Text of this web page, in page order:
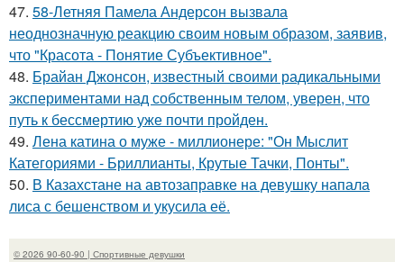
47. 58-Летняя Памела Андерсон вызвала
неоднозначную реакцию своим новым образом, заявив,
что "Красота - Понятие Субъективное".
48. Брайан Джонсон, известный своими радикальными
экспериментами над собственным телом, уверен, что
путь к бессмертию уже почти пройден.
49. Лена катина о муже - миллионере: "Он Мыслит
Категориями - Бриллианты, Крутые Тачки, Понты".
50. В Казахстане на автозаправке на девушку напала
лиса с бешенством и укусила её.
© 2026 90-60-90 | Спортивные девушки